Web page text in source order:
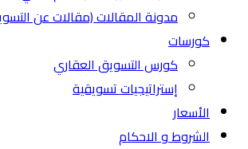
مدونة المقالات (مقالات عن
كورسات
كورس التسويق العقاري
إستراتيجيات تسويقية
الأسعار
الشروط و الاحكام